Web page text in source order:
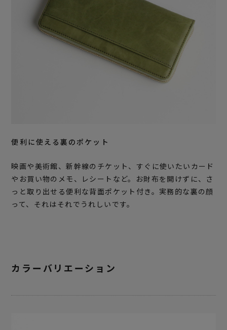
便利に使える裏のポケット
映画や美術館、新幹線のチケット、すぐに使いたいカード
やお買い物のメモ、レシートなど。お財布を開けずに、さ
っと取り出せる便利な背面ポケット付き。実務的な裏の顔
って、それはそれでうれしいです。
カラーバリエーション